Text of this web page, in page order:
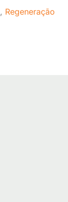
, Regeneração